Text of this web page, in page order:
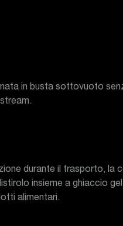
in busta sottovuoto
durante il trasporto, la
insieme a ghiaccio
alimentari.